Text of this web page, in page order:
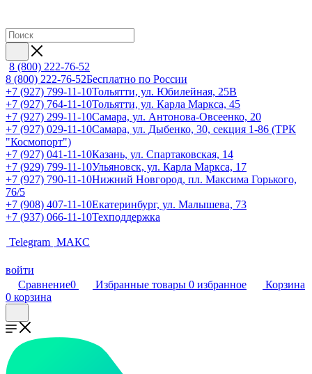
8 (800) 222-76-52
8 (800) 222-76-52Бесплатно по России
+7 (927) 799-11-10Тольятти, ул. Юбилейная, 25В
+7 (927) 764-11-10Тольятти, ул. Карла Маркса, 45
+7 (927) 299-11-10Самара, ул. Антонова-Овсеенко, 20
+7 (927) 029-11-10Самара, ул. Дыбенко, 30, секция 1-86 (ТРК
"Космопорт")
+7 (927) 041-11-10Казань, ул. Спартаковская, 14
+7 (929) 799-11-10Ульяновск, ул. Карла Маркса, 17
+7 (927) 790-11-10Нижний Новгород, пл. Максима Горького,
76/5
+7 (908) 407-11-10Екатеринбург, ул. Малышева, 73
+7 (937) 066-11-10Техподдержка
Telegram МАКС
войти
Сравнение0 Избранные товары 0 избранное
Корзина
0 корзина